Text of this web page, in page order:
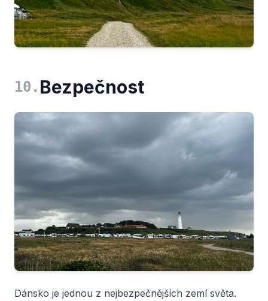
10 . Bezpečnost
Dánsko je jednou z nejbezpečnějších zemí světa.